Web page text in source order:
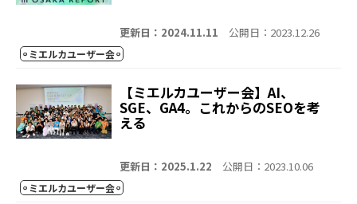
更新日：2024.11.11 公開日：2023.12.26
ミエルカユーザー会
【ミエルカユーザー会】AI、
SGE、GA4。これからのSEOを考
える
更新日：2025.1.22 公開日：2023.10.06
ミエルカユーザー会